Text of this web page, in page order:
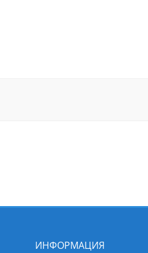
ИНФОРМАЦИЯ